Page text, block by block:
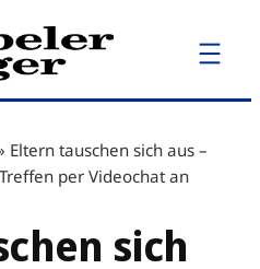
Eltern tauschen sich aus –
per Videochat an
sich